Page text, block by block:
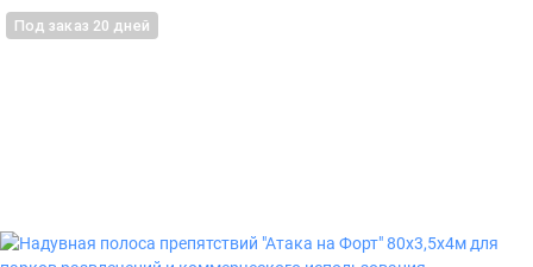
Под заказ 20 дней